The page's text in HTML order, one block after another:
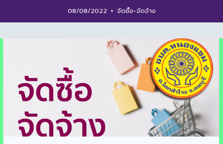
08/08/2022 จัดซื้อ-จัดจ้าง